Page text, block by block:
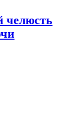
челюсть